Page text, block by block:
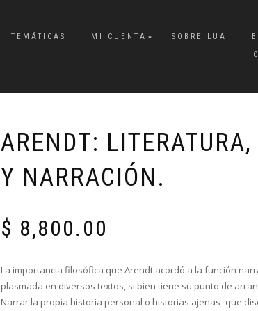
TEMÁTICAS MI CUENTA SOBRE LUA
ARENDT:
Y NARRACIÓN.
$ 8,800.00
La importancia filosófica que Arendt acordó a la función
plasmada en diversos textos, si bien tiene su punto de
Narrar la propia historia personal o historias ajenas -que